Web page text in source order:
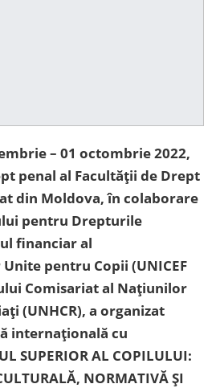
– 01 octombrie 2022,
penal al Facultății de Drept
din Moldova, în colaborare
pentru Drepturile
financiar al
pentru Copii (UNICEF
Comisariat al Națiunilor
(UNHCR), a organizat
internațională cu
SUPERIOR AL COPILULUI:
NORMATIVĂ ȘI